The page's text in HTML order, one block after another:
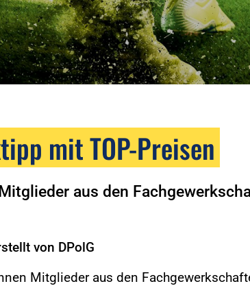
mit TOP-Preisen
aus den
von DPolG
Mitglieder aus den